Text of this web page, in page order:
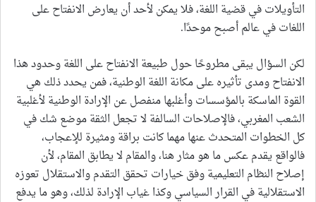
التأويلات في قضية اللغة، فلا يمكن لأحد أن يعارض الانفتاح على
اللغات في عالم أصبح موحدًا.
لكن السؤال يبقى مطروحًا حول طبيعة الانفتاح على اللغة وحدود هذا
الانفتاح ومدى تأثيره على مكانة اللغة الوطنية، فمن يحدد ذلك هي
القوة الماسكة بالمؤسسات وأغلبها منفصل عن الإرادة الوطنية لأغلبية
الشعب المغربي، فالإصلاحات السالفة لا تجعل الثقة موضع شك في
كل الخطوات المتحدث عنها مهما كانت براقة ومثيرة للإعجاب،
فالواقع يقدم عكس ما هو مثار هنا، والمقام لا يطابق المقام، لأن
إصلاح النظام التعليمية وفق خيارات تحقق التقدم والاستقلال تعوزه
الاستقلالية في القرار السياسي وكذا غياب الإرادة لذلك، وهو ما يدفع